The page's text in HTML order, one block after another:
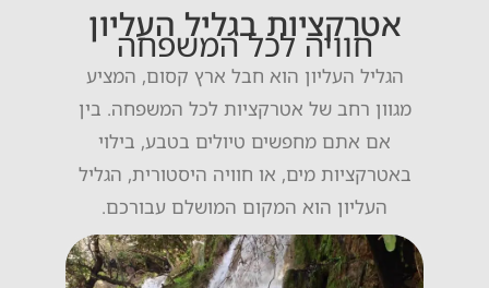
אטרקציות בגליל העליון
חוויה לכל המשפחה
הגליל העליון הוא חבל ארץ קסום, המציע
מגוון רחב של אטרקציות לכל המשפחה. בין
אם אתם מחפשים טיולים בטבע, בילוי
באטרקציות מים, או חוויה היסטורית, הגליל
העליון הוא המקום המושלם עבורכם.